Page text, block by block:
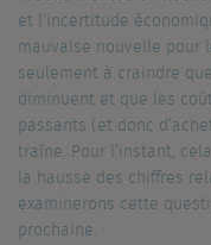
et l’incertitude
mauvaise nouvelle pour
seulement à craindre
diminuent et que les
passants (et donc
traîne. Pour l’instant,
la hausse des chiffres
examinerons cette
prochaine.